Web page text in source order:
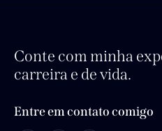
Conte com minha
carreira e de vida.
Entre em contato comigo